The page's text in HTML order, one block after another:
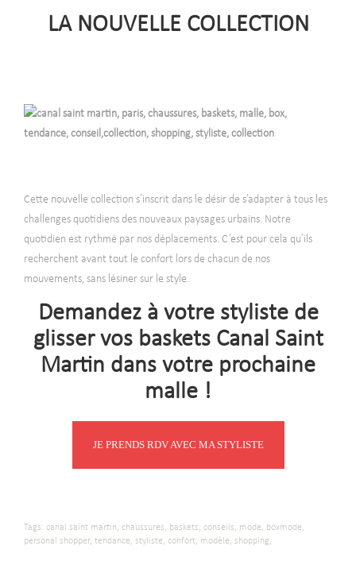
LA NOUVELLE COLLECTION
Cette nouvelle collection s’inscrit dans le désir de s’adapter à tous les
challenges quotidiens des nouveaux paysages urbains. Notre
quotidien est rythmé par nos déplacements. C’est pour cela qu’ils
recherchent avant tout le confort lors de chacun de nos
mouvements, sans lésiner sur le style.
Demandez à votre styliste de
glisser vos baskets Canal Saint
Martin dans votre prochaine
malle !
JE PRENDS RDV AVEC MA STYLISTE
Tags: canal saint martin, chaussures, baskets, conseils, mode, boxmode,
personal shopper, tendance, styliste, confort, modèle, shopping,